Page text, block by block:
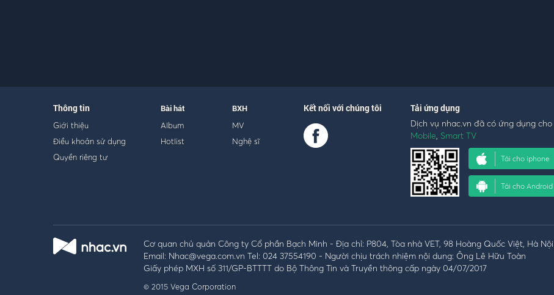
Thông tin
Giới thiệu
Điều khoản sử dụng
Quyền riêng tư
Bài hát
Album
Hotlist
BXH
MV
Nghệ sĩ
Kết nối với chúng tôi Tải ứng dụng
Dịch vụ nhac.vn đã có ứng dụng cho
Mobile, Smart TV
Tải cho iphone
Tải cho Android
Cơ quan chủ quản Công ty Cổ phần Bạch Minh - Địa chỉ: P804, Tòa nhà VET, 98 Hoàng Quốc Việt, Hà Nội
Email: Nhac@vega.com.vn Tel: 024 37554190 - Người chịu trách nhiệm nội dung: Ông Lê Hữu Toàn
Giấy phép MXH số 311/GP-BTTTT do Bộ Thông Tin và Truyền thông cấp ngày 04/07/2017
© 2015 Vega Corporation